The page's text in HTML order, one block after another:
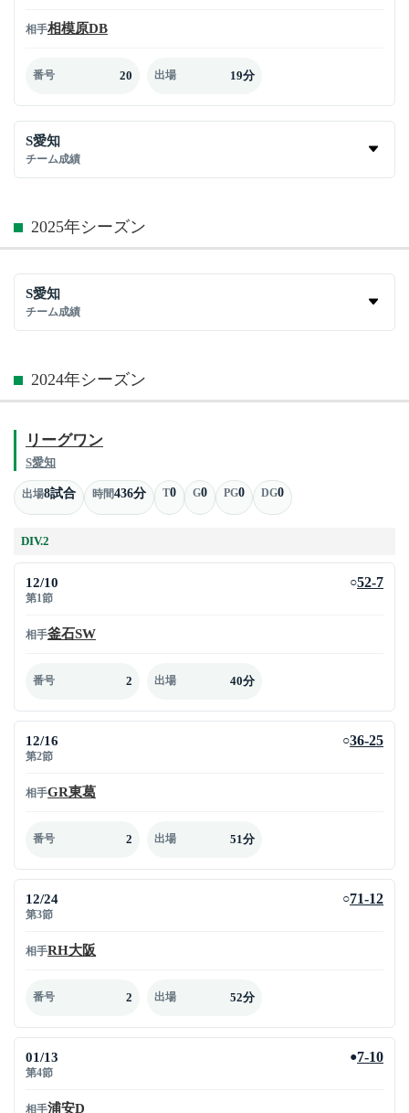
相手相模原DB
番号 20 出場 19分
S愛知
チーム成績
2025年シーズン
S愛知
チーム成績
2024年シーズン
リーグワン
S愛知
出場8試合 時間436分 T0 G0 PG0 DG0
DIV.2
12/10
第1節
○52-7
相手釜石SW
番号 2 出場 40分
12/16
第2節
○36-25
相手GR東葛
番号 2 出場 51分
12/24
第3節
○71-12
相手RH大阪
番号 2 出場 52分
01/13
第4節
●7-10
相手浦安D